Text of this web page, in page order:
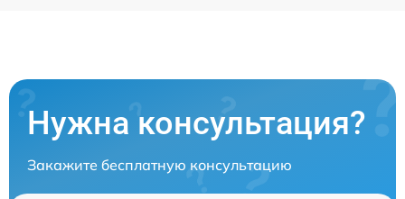
Нужна консультация?
Закажите бесплатную консультацию